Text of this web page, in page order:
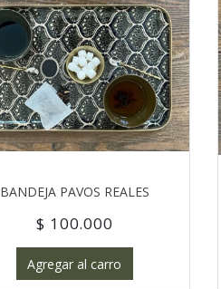
BANDEJA PAVOS REALES
$ 100.000
Agregar al carro